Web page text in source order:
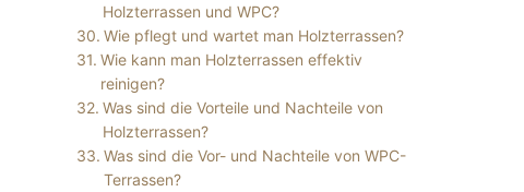
Holzterrassen und WPC?
Wie pflegt und wartet man Holzterrassen?
Wie kann man Holzterrassen effektiv
reinigen?
Was sind die Vorteile und Nachteile von
Holzterrassen?
Was sind die Vor- und Nachteile von WPC-
Terrassen?